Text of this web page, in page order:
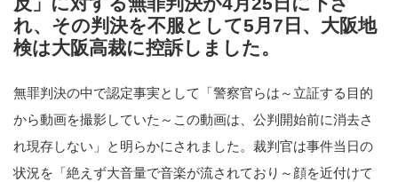
れ、その判決を不服として5月7日、大阪地
検は大阪高裁に控訴しました。
無罪判決の中で認定事実として「警察官らは～立証する目的
から動画を撮影していた～この動画は、公判開始前に消去さ
れ現存しない」と明らかにされました。裁判官は事件当日の
状況を「絶えず大音量で音楽が流されており～顔を近付けて